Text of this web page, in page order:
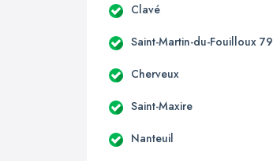
Clavé
Saint-Martin-du-Fouilloux 79
Cherveux
Saint-Maxire
Nanteuil